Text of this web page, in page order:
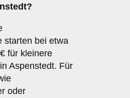
starten bei etwa
für kleinere
Aspenstedt. Für
oder